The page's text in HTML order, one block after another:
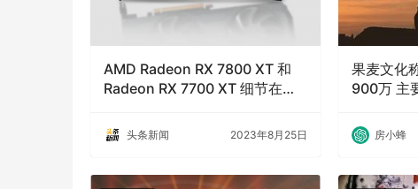
AMD Radeon RX 7800 XT 和
Radeon RX 7700 XT 细节在发
头条新闻 2023年8月25日
果麦文化
900万 主
房小蜂